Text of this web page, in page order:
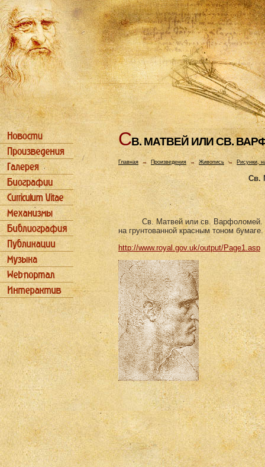
СВ. МАТВЕЙ ИЛИ СВ.
Главная→ Произведения → Живопись → Рисунки,
Св.
Св. Матвей или св. Варфоломей.
на грунтованной красным тоном
http://www.royal.gov.uk/output/Page1.asp